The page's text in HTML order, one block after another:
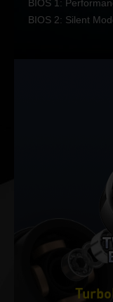
BIOS 1:
BIOS 2: Silent